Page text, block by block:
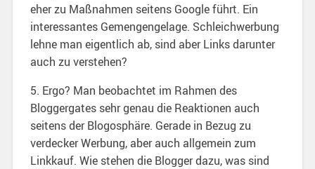
eher zu Maßnahmen seitens Google führt. Ein
interessantes Gemengengelage. Schleichwerbung
lehne man eigentlich ab, sind aber Links darunter
auch zu verstehen?
5. Ergo? Man beobachtet im Rahmen des
Bloggergates sehr genau die Reaktionen auch
seitens der Blogosphäre. Gerade in Bezug zu
verdecker Werbung, aber auch allgemein zum
Linkkauf. Wie stehen die Blogger dazu, was sind